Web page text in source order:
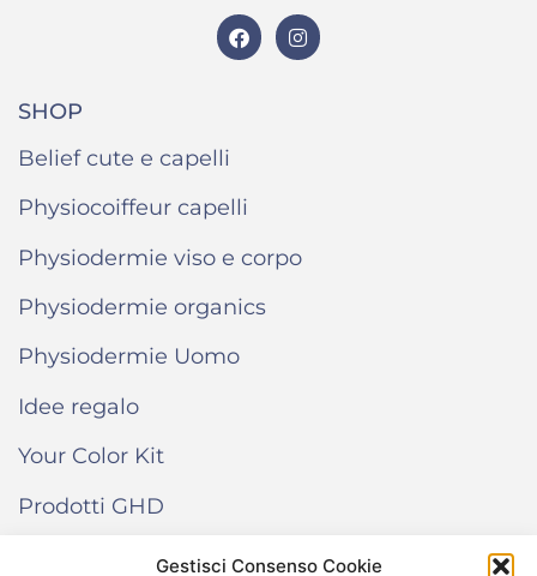
Gestisci Consenso Cookie
SHOP
Belief cute e capelli
Physiocoiffeur capelli
Physiodermie viso e corpo
Physiodermie organics
Physiodermie Uomo
Idee regalo
Your Color Kit
Prodotti GHD